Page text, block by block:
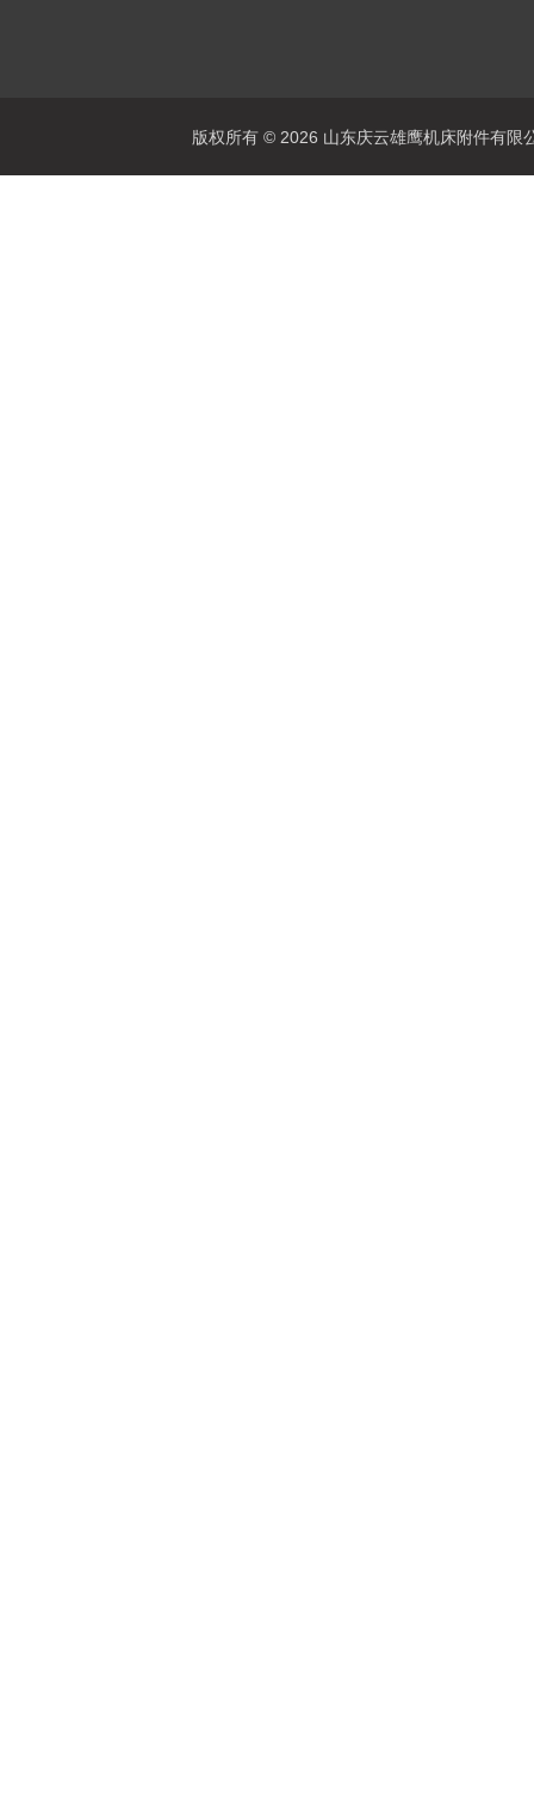
版权所有 © 2026 山东庆云雄鹰机床附件有